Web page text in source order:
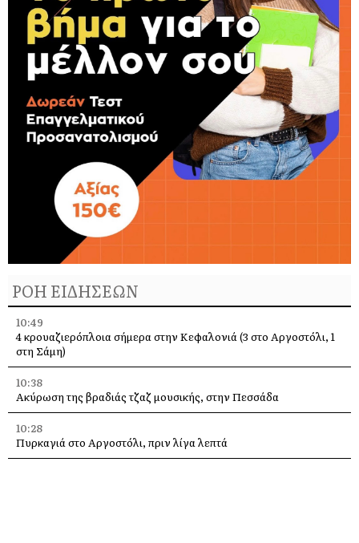
ΡΟΗ ΕΙΔΗΣΕΩΝ
10:49
4 κρουαζιερόπλοια σήμερα στην Κεφαλονιά (3 στο Αργοστόλι, 1
στη Σάμη)
10:38
Ακύρωση της βραδιάς τζαζ μουσικής, στην Πεσσάδα
10:28
Πυρκαγιά στο Αργοστόλι, πριν λίγα λεπτά